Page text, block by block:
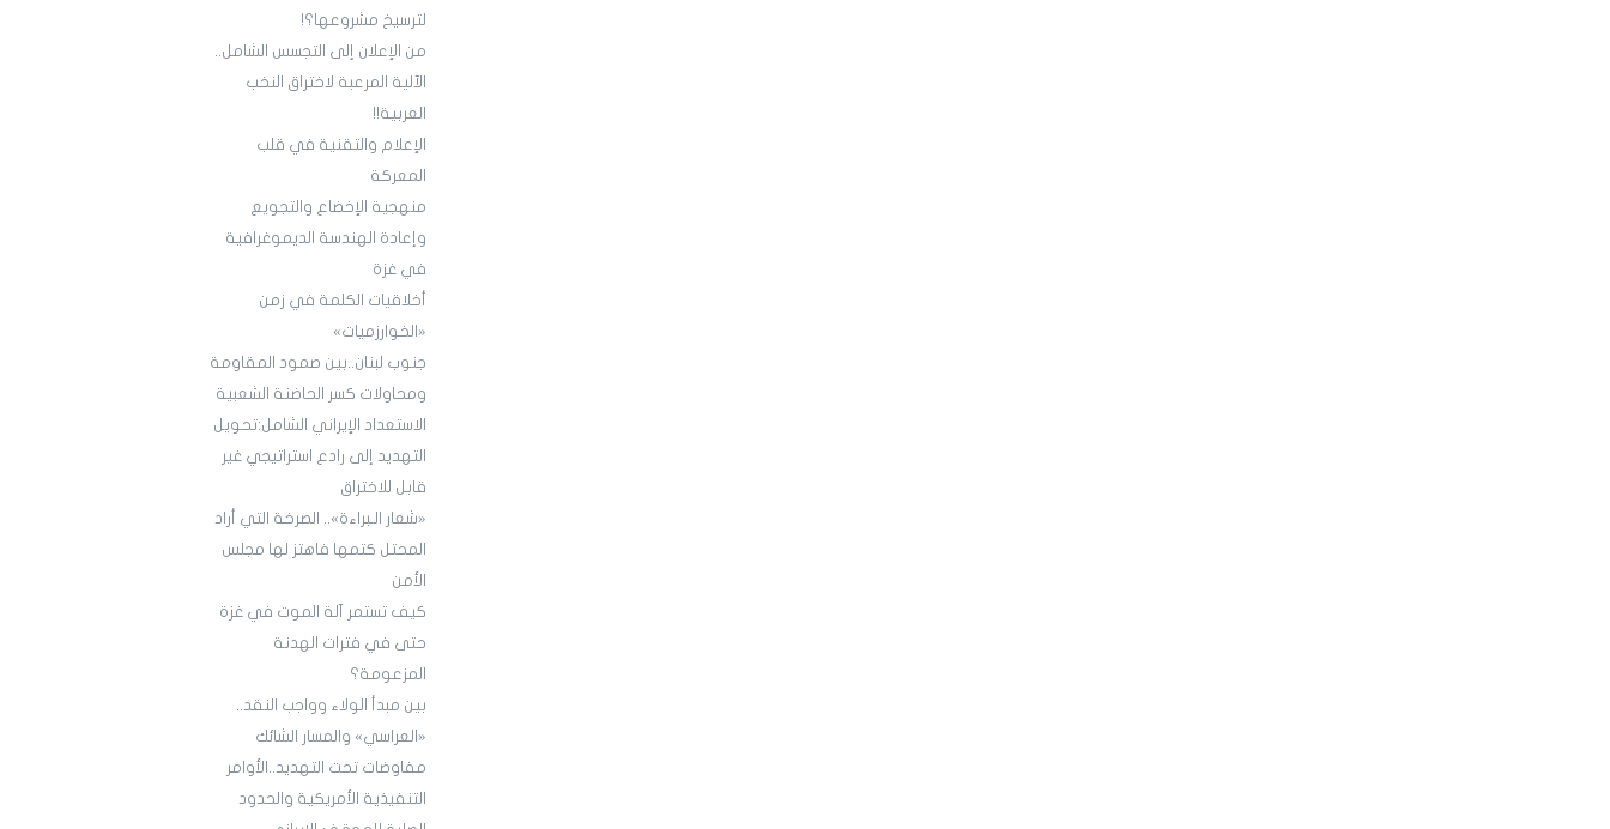
لترسيخ مشروعها؟!
من الإعلان إلى التجسس الشامل..
الآلية المرعبة لاختراق النخب
العربية!!
الإعلام والتقنية في قلب
المعركة
منهجية الإخضاع والتجويع
وإعادة الهندسة الديموغرافية
في غزة
أخلاقيات الكلمة في زمن
«الخوارزميات»
جنوب لبنان..بين صمود المقاومة
ومحاولات كسر الحاضنة الشعبية
الاستعداد الإيراني الشامل:تحويل
التهديد إلى رادع استراتيجي غير
قابل للاختراق
«شعار الـبراءة».. الصرخة التي أراد
المحتل كتمها فاهتز لها مجلس
الأمن
كيف تستمر آلة الموت في غزة
حتى في فترات الهدنة
المزعومة؟
بين مبدأ الولاء وواجب النقد..
«العراسي» والمسار الشائك
مفاوضات تحت التهديد..الأوامر
التنفيذية الأمريكية والحدود